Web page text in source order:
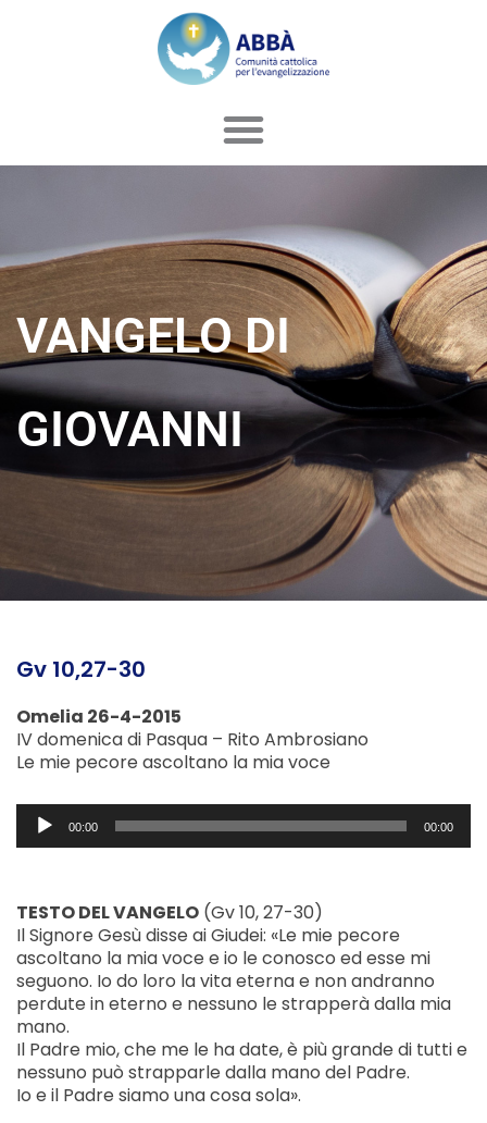
VANGELO DI
GIOVANNI
Gv 10,27-30
Omelia 26-4-2015
IV domenica di Pasqua – Rito Ambrosiano
Le mie pecore ascoltano la mia voce
Audio
Player00:00 00:00
TESTO DEL VANGELO (Gv 10, 27-30)
Il Signore Gesù disse ai Giudei: «Le mie pecore
ascoltano la mia voce e io le conosco ed esse mi
seguono. Io do loro la vita eterna e non andranno
perdute in eterno e nessuno le strapperà dalla mia
mano.
Il Padre mio, che me le ha date, è più grande di tutti e
nessuno può strapparle dalla mano del Padre.
Io e il Padre siamo una cosa sola».